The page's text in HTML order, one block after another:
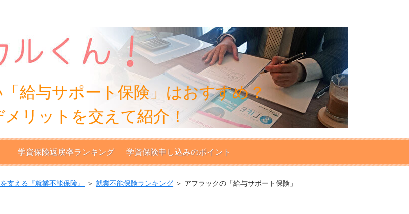
給与サポート保険」はおすすめ？
リットを交えて紹介！
学資保険返戻率ランキング 学資保険申し込みのポイント
支える『就業不能保険』 ＞就業不能保険ランキング ＞ アフラックの「給与サポート保険」